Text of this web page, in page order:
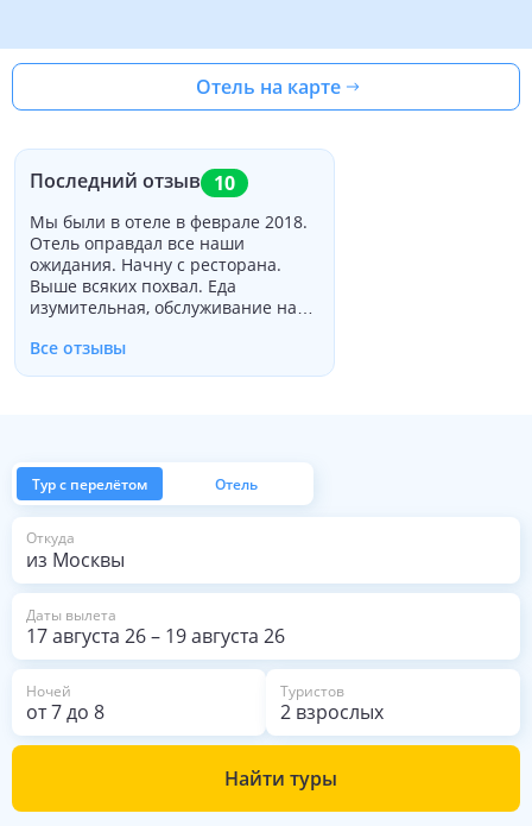
Отель на карте
Последний отзыв 10
Мы были в отеле в феврале 2018.
Отель оправдал все наши
ожидания. Начну с ресторана.
Выше всяких похвал. Еда
изумительная, обслуживание на
Каждый вечер играла пианистка,
мы слушали ее, играли в карты и
обеда постоянно ездят минибусы
от отеля к спуску и наоборот, не
надо никуда идти и ничего носить.
Кататься на лыжах можно как в
местном ареале Альта Бадия или
на целой Селларонде. У отеля
начинается синий спуск и потом
уже куда душа пожелает. Кроме
того, что не работал лифт, минусов
у отеля нет.
Все отзывы
Тур с перелётом Отель
Откуда
из Москвы
Даты вылета
17 августа 26– 19 августа 26
Ночей
от7до 8
Туристов
2 взрослых
Найти туры